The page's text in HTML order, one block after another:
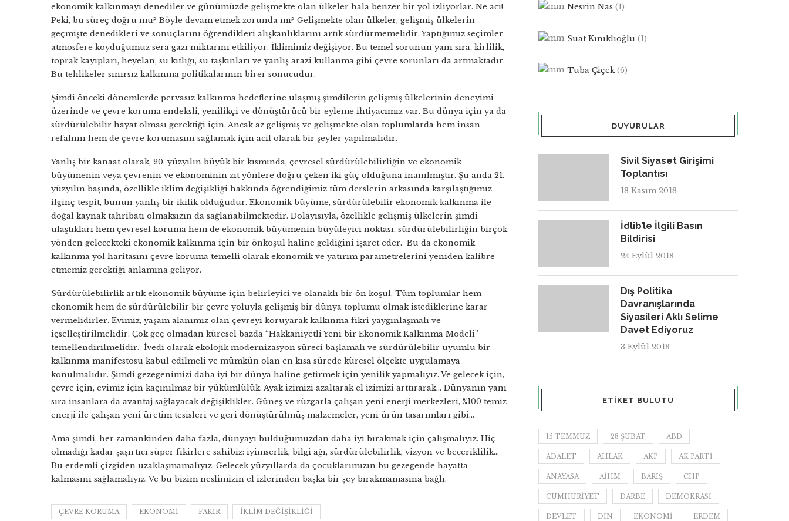
ekonomik kalkınmayı denediler ve günümüzde gelişmekte olan ülkeler hala benzer bir yol izliyorlar. Ne acı!
Peki, bu süreç doğru mu? Böyle devam etmek zorunda mı? Gelişmekte olan ülkeler, gelişmiş ülkelerin
geçmişte denedikleri ve sonuçlarını öğrendikleri alışkanlıklarını artık sürdürmemelidir. Yaptığımız seçimler
atmosfere koyduğumuz sera gazı miktarını etkiliyor. İklimimiz değişiyor. Bu temel sorunun yanı sıra, kirlilik,
toprak kayıpları, heyelan, su kıtlığı, su taşkınları ve yanlış arazi kullanma gibi çevre sorunları da artmaktadır.
Bu tehlikeler sınırsız kalkınma politikalarının birer sonucudur.
Şimdi önceki dönemlerde pervasız kalkınma hedeflerine ulaşmış şimdilerin gelişmiş ülkelerinin deneyimi
üzerinde ve çevre koruma endeksli, yenilikçi ve dönüştürücü bir eyleme ihtiyacımız var. Bu dünya için ya da
sürdürülebilir hayat olması gerektiği için. Ancak az gelişmiş ve gelişmekte olan toplumlarda hem insan
refahını hem de çevre korumasını sağlamak için acil olarak bir şeyler yapılmalıdır.
Yanlış bir kanaat olarak, 20. yüzyılın büyük bir kısmında, çevresel sürdürülebilirliğin ve ekonomik
büyümenin veya çevrenin ve ekonominin zıt yönlere doğru çeken iki güç olduğuna inanılmıştır. Şu anda 21.
yüzyılın başında, özellikle iklim değişikliği hakkında öğrendiğimiz tüm derslerin arkasında karşılaştığımız
ilginç tespit, bunun yanlış bir ikilik olduğudur. Ekonomik büyüme, sürdürülebilir ekonomik kalkınma ile
doğal kaynak tahribatı olmaksızın da sağlanabilmektedir. Dolayısıyla, özellikle gelişmiş ülkelerin şimdi
ulaştıkları hem çevresel koruma hem de ekonomik büyümenin büyüleyici noktası, sürdürülebilirliğin birçok
yönden gelecekteki ekonomik kalkınma için bir önkoşul haline geldiğini işaret eder. Bu da ekonomik
kalkınma yol haritasını çevre koruma temelli olarak ekonomik ve yatırım parametrelerini yeniden kalibre
etmemiz gerektiği anlamına geliyor.
Sürdürülebilirlik artık ekonomik büyüme için belirleyici ve olanaklı bir ön koşul. Tüm toplumlar hem
ekonomik hem de sürdürülebilir bir çevre yoluyla gelişmiş bir dünya toplumu olmak istediklerine karar
vermelidirler. Evimiz, yaşam alanımız olan çevreyi koruyarak kalkınma fikri yaygınlaşmalı ve
içselleştirilmelidir. Çok geç olmadan küresel bazda “Hakkaniyetli Yeni bir Ekonomik Kalkınma Modeli”
temellendirilmelidir. İvedi olarak ekolojik modernizasyon süreci başlamalı ve sürdürülebilir uyumlu bir
kalkınma manifestosu kabul edilmeli ve mümkün olan en kısa sürede küresel ölçekte uygulamaya
konulmalıdır. Şimdi gezegenimizi daha iyi bir dünya haline getirmek için yenilik yapmalıyız. Ve gelecek için,
çevre için, evimiz için kaçınılmaz bir yükümlülük. Ayak izimizi azaltarak el izimizi arttırarak… Dünyanın yanı
sıra insanlara da avantaj sağlayacak değişiklikler. Güneş ve rüzgarla çalışan yeni enerji merkezleri, %100 temiz
enerji ile çalışan yeni üretim tesisleri ve geri dönüştürülmüş malzemeler, yeni ürün tasarımları gibi…
Ama şimdi, her zamankinden daha fazla, dünyayı bulduğumuzdan daha iyi bırakmak için çalışmalıyız. Hiç
olmadığı kadar şaşırtıcı süper fikirlere sahibiz: iyimserlik, bilgi ağı, sürdürülebilirlik, vizyon ve beceriklilik…
Bu erdemli çizgiden uzaklaşmamalıyız. Gelecek yüzyıllarda da çocuklarımızın bu gezegende hayatta
kalmasını sağlamalıyız. Ve bu bizim neslimizin el izlerinden başka bir şey bırakmamasına bağlı.
ÇEVRE KORUMA EKONOMI FAKIR İKLIM DEĞIŞIKLIĞI
Nesrin Nas (1)
Suat Kınıklıoğlu (1)
Tuba Çiçek(6)
DUYURULAR
Sivil Siyaset Girişimi
Toplantısı
18 Kasım 2018
İdlib’le İlgili Basın
Bildirisi
24 Eylül 2018
Dış Politika
Davranışlarında
Siyasileri Aklı Selime
Davet Ediyoruz
3 Eylül 2018
ETIKET BULUTU
15 TEMMUZ 28 ŞUBAT ABD
ADALET AHLAK AKP AK PARTI
ANAYASA AİHM BARIŞ CHP
CUMHURIYET DARBE DEMOKRASI
DEVLET DIN EKONOMI ERDEM